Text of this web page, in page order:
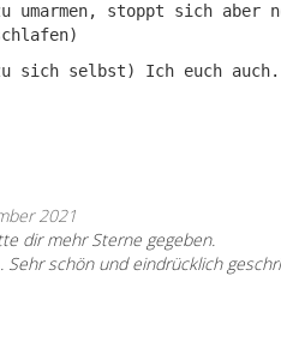
umarmen, stoppt sich aber
sich selbst) Ich euch auch.
2021
dir mehr Sterne gegeben.
Sehr schön und eindrücklich